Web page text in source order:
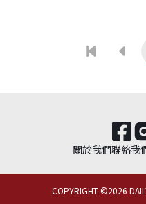
關於我們聯絡我
COPYRIGHT ©2026